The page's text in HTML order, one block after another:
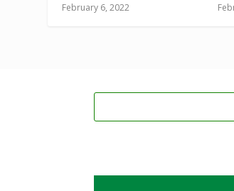
February 6, 2022